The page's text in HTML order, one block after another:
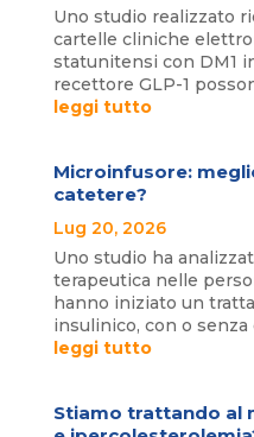
Uno studio realizzato
cartelle cliniche
statunitensi con DM1
recettore GLP-1
leggi tutto
Microinfusore:
catetere?
Lug 20, 2026
Uno studio ha
terapeutica nelle
hanno iniziato un
insulinico, con o senza
leggi tutto
Stiamo trattando al